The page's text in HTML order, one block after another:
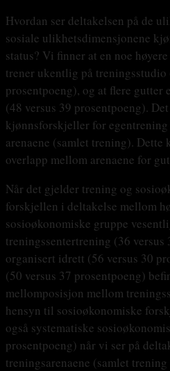
Hvordan ser deltakelsen på de
sosiale ulikhetsdimensjonene
status? Vi finner at en noe
trener ukentlig på treningsstudio
prosentpoeng), og at flere
(48 versus 39 prosentpoeng).
kjønnsforskjeller for
arenaene (samlet trening).
overlapp mellom arenaene for
Når det gjelder trening og
forskjellen i deltakelse mellom
sosioøkonomiske gruppe
treningssentertrening (36 versus
organisert idrett (56 versus 30
(50 versus 37 prosentpoeng)
mellomposisjon mellom
hensyn til sosioøkonomiske
også systematiske
prosentpoeng) når vi ser på
treningsarenaene (samlet